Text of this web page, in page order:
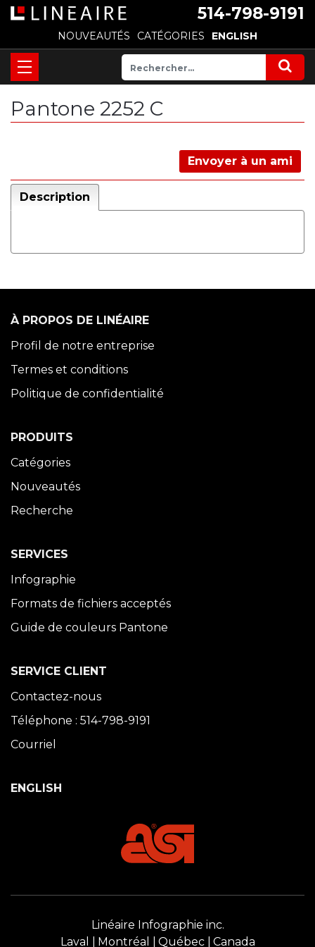
514-798-9191
NOUVEAUTÉS CATÉGORIES ENGLISH
Pantone 2252 C
Envoyer à un ami
Description
À PROPOS DE LINÉAIRE
Profil de notre entreprise
Termes et conditions
Politique de confidentialité
PRODUITS
Catégories
Nouveautés
Recherche
SERVICES
Infographie
Formats de fichiers acceptés
Guide de couleurs Pantone
SERVICE CLIENT
Contactez-nous
Téléphone : 514-798-9191
Courriel
ENGLISH
Linéaire Infographie inc.
Laval
Montréal Québec Canada